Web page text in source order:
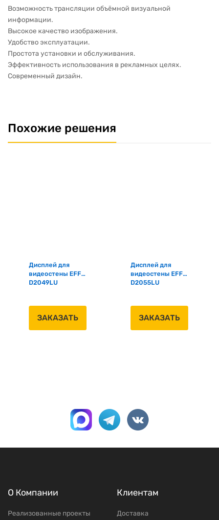
Возможность трансляции объёмной визуальной
информации.
Высокое качество изображения.
Удобство эксплуатации.
Простота установки и обслуживания.
Эффективность использования в рекламных целях.
Современный дизайн.
Похожие решения
Дисплей для
видеостены EFF-
D2049LU
ЗАКАЗАТЬ
Дисплей для
видеостены EFF-
D2055LU
ЗАКАЗАТЬ
О Компании
Реализованные проекты
Клиентам
Доставка